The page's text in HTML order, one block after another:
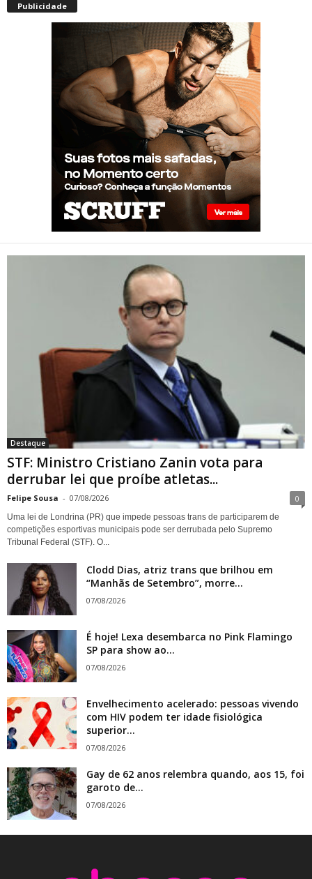
superior à real, aponta
relatório internacional
Gay de 62 anos relembra
quando, aos 15, foi garoto de
programa por quatro meses
sem saber: “Idiotice da minha
parte”
STF: Ministro Cristiano Zanin
vota para derrubar lei que
proíbe atletas transgênero
em competições de Londrina
Publicidade
Destaque
STF: Ministro Cristiano Zanin vota para
derrubar lei que proíbe atletas...
Felipe Sousa - 07/08/2026 0
Uma lei de Londrina (PR) que impede pessoas trans de participarem de
competições esportivas municipais pode ser derrubada pelo Supremo
Tribunal Federal (STF). O...
Clodd Dias, atriz trans que brilhou em
“Manhãs de Setembro”, morre...
07/08/2026
É hoje! Lexa desembarca no Pink Flamingo
SP para show ao...
07/08/2026
Envelhecimento acelerado: pessoas vivendo
com HIV podem ter idade fisiológica
superior...
07/08/2026
Gay de 62 anos relembra quando, aos 15, foi
garoto de...
07/08/2026